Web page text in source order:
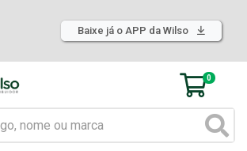
Baixe já o APP da Wilso
0